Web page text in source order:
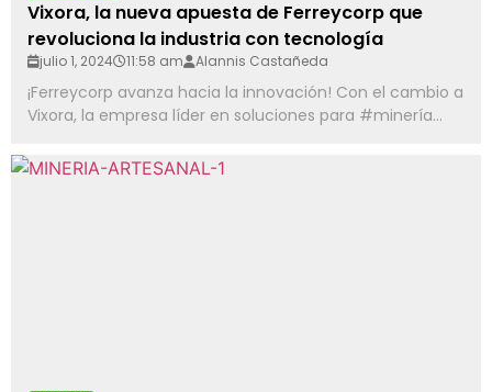
Vixora, la nueva apuesta de Ferreycorp que
revoluciona la industria con tecnología
julio 1, 2024 11:58 am Alannis Castañeda
¡Ferreycorp avanza hacia la innovación! Con el cambio a
Vixora, la empresa líder en soluciones para #minería...